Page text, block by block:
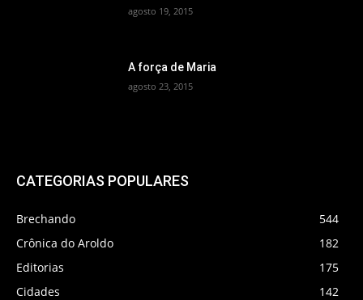
agosto 19, 2015
A força de Maria
agosto 23, 2015
CATEGORIAS POPULARES
Brechando
544
Crônica do Aroldo
182
Editorias
175
Cidades
142